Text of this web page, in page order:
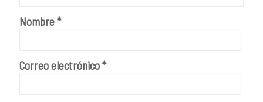
Nombre*
Correo electrónico*